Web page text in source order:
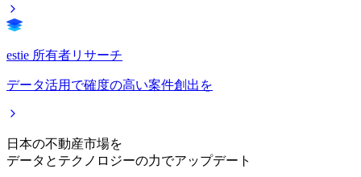
estie 所有者リサーチ
データ活用で確度の高い案件創出を
日本の不動産市場を
データとテクノロジーの力でアップデート